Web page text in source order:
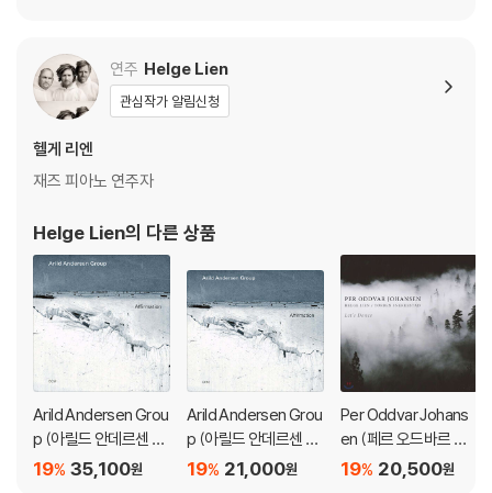
아래에 해당하는 경우는 불량이 아니므로 개봉 후 반품/교환이 불가합니
다.
1) 컬러 디스크는 웹 이미지와 실제 색상이 차이가 날 수 있습니다.
있습니다.
3) 컬러 디스크는 제작 과정에서 다른 색상 염료가 섞여 얼룩과 번짐, 반점
※ 반품/교환 안내
1) 불량으로 인한 반품/교환 요청 시에는 불량 확인을 위해 개봉 시의 동영
상을 요청할 수 있으며, 동영상이 없는 경우 반품/교환이 제한될 수 있습니
다.
관련 사진과 동영상 및 재생 기기 모델명을 첨부하여 첨부하여 고객센터에
문의 바랍니다.
2) LP는 잦은 배송 과정에서 재킷에 손상이 발생할 가능성이 높고 재판매
가 어려우므로 신중한 구매를 부탁드립니다.
연주 Helge Lien
관심작가 알림신청
헬게 리엔
재즈 피아노 연주자
Helge Lien의 다른 상품
Arild Andersen Grou
p (아릴드 안데르센 그
룹) - Affirmation [L
35,100원
19%
Arild Andersen Grou
p (아릴드 안데르센 그
룹) - Affirmation
21,000원
19%
Per Oddvar Johans
en (페르 오드바르 요
한센) - Let's Dance
20,500원
19%